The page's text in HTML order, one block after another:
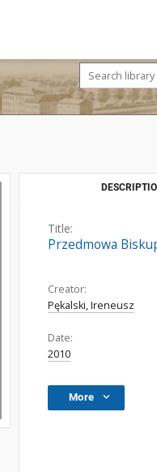
Title:
Przedmowa
Creator:
Pękalski, Ireneusz
Date:
2010
More